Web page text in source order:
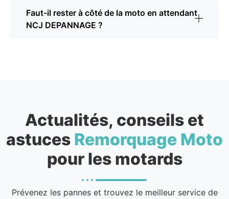
Faut-il rester à côté de la moto en attendant
NCJ DEPANNAGE ?
Actualités, conseils et
astuces Remorquage Moto
pour les motards
Prévenez les pannes et trouvez le meilleur service de